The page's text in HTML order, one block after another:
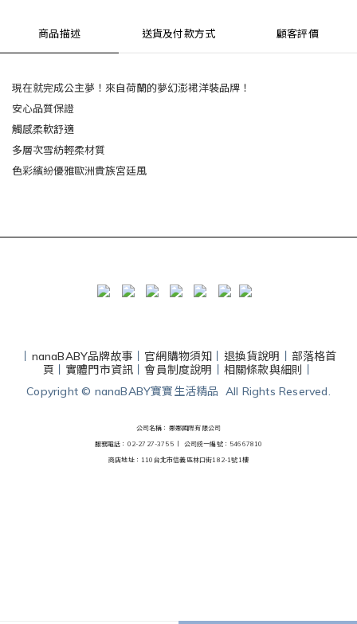
商品描述 送貨及付款方式 顧客評價
現在就完成公主夢！來自荷蘭的夢幻澎裙洋裝品牌！
安心品質保證
觸感柔軟舒適
多層次雪紡輕柔材質
色彩繽紛優雅歐洲貴族宮廷風
nanaBABY品牌故事 官網購物須知 退換貨說明
部落格首
頁
實體門市資訊 丨會員制度說明 相關條款與細則
Copyright © nanaBABY寶寶生活精品 All Rights Reserved.
公司名稱：娜娜國際有限公司
服務電話：02-2727-3755 丨 公司統一編號：54667810
商店地址：110台北市信義區林口街182-1號1樓